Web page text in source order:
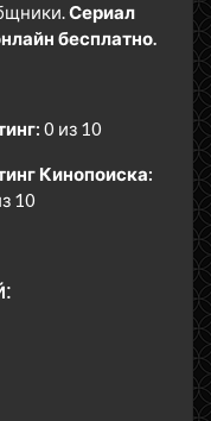
Сериал
бесплатно.
0 из 10
Кинопоиска:
10